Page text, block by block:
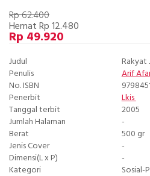
Rp 62.400
Hemat Rp 12.480
Rp 49.920
Judul
Rakyat
Penulis
Arif
No. ISBN
Penerbit
Lkis
Tanggal terbit
2005
Jumlah Halaman
-
Berat
500 gr
Jenis Cover
-
Dimensi(L x P)
-
Kategori
Sosial-